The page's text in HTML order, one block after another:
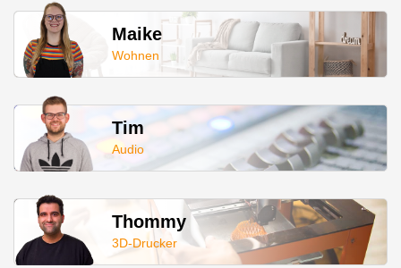
Maike
Wohnen
Tim
Audio
Thommy
3D-Drucker